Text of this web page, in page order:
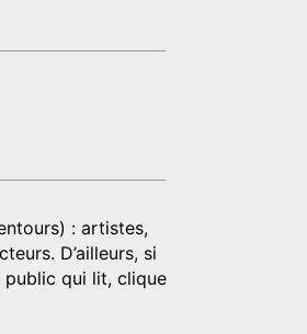
: artistes,
D’ailleurs, si
public qui lit, clique